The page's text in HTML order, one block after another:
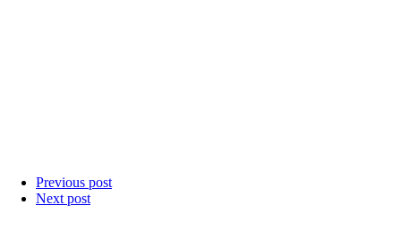
Previous post
Next post